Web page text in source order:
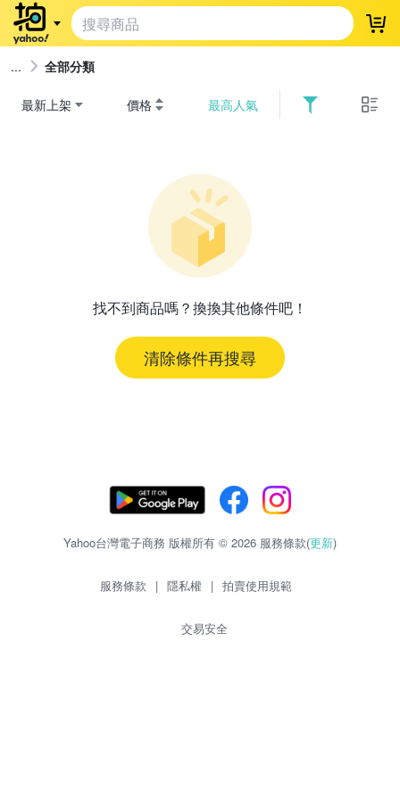
登
全部分類
最新上架 價格 最高人氣
找不到商品嗎？換換其他條件吧！
清除條件再搜尋
Yahoo台灣電子商務 版權所有 © 2026 服務條款(更新)
服務條款 | 隱私權 | 拍賣使用規範
交易安全